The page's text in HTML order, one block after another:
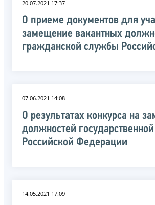
20.07.2021 17:37
О приеме документов для
замещение вакантных
гражданской службы
07.06.2021 14:08
О результатах конкурса на
должностей
Российской Федерации
14.05.2021 17:09